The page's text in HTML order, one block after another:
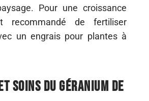
Pour une croissance
recommandé de fertiliser
un engrais pour plantes à
soins du Géranium de